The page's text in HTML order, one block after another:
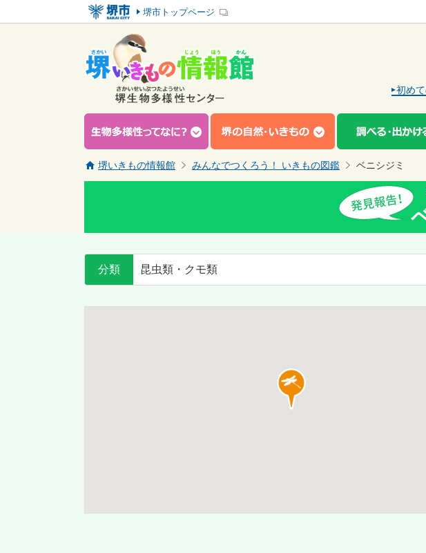
堺市トップページ
初め
堺いきもの情報館 みんなでつくろう！ いきもの図鑑 ベニシジミ
分類 昆虫類・クモ類